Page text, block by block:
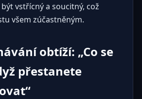
vstřícný a soucitný, což
všem zúčastněným.
obtíží: „Co se
přestanete